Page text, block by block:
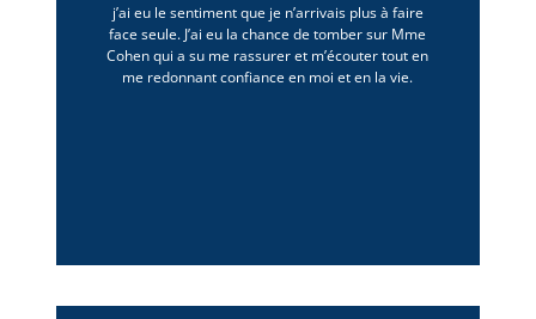
j’ai eu le sentiment que je n’arrivais plus à faire
face seule. J’ai eu la chance de tomber sur Mme
Cohen qui a su me rassurer et m’écouter tout en
me redonnant confiance en moi et en la vie.